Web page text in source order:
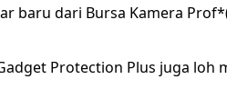
baru dari Bursa Kamera
Protection Plus juga loh